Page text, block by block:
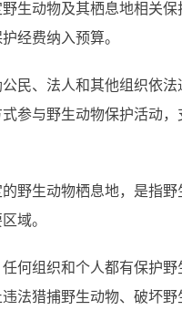
生动物及其栖息地相关
经费纳入预算。
、法人和其他组织依法
参与野生动物保护活动
生动物栖息地，是指野
域。
何组织和个人都有保护野
法猎捕野生动物、破坏野